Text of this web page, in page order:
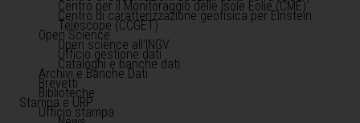
Centro per il Monitoraggio delle Isole Eolie (CME)
Centro di caratterizzazione geofisica per Einstein
Telescope (CCGET)
Open Science
Open science all'INGV
Ufficio gestione dati
Cataloghi e banche dati
Archivi e Banche Dati
Brevetti
Biblioteche
Stampa e URP
Ufficio stampa